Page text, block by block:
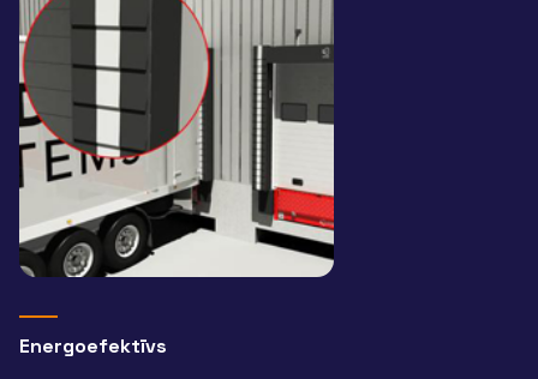
Energoefektīvs